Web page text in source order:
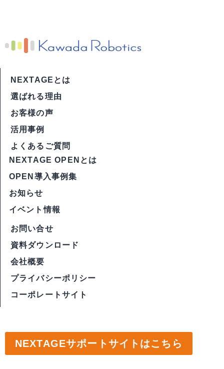
NEXTAGEとは
選ばれる理由
お客様の声
活用事例
よくあるご質問
NEXTAGE OPENとは
OPEN導入事例集
お知らせ
イベント情報
お問い合せ
資料ダウンロード
会社概要
プライバシーポリシー
コーポレートサイト
NEXTAGEサポートサイトはこちら